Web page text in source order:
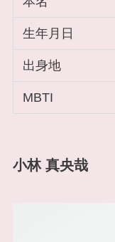
生年月日
出身地
MBTI
小林 真央哉